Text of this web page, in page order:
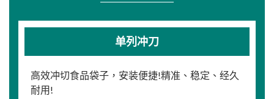
单列冲刀
高效冲切食品袋子，安装便捷!精准、稳定、经久
耐用!